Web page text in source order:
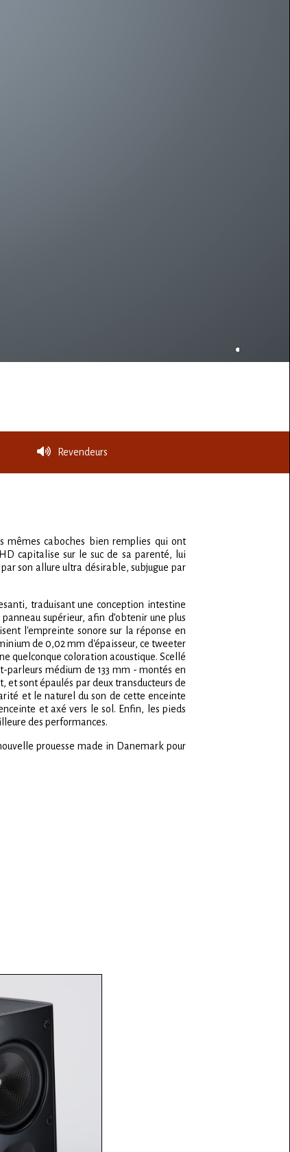
Revendeurs
mêmes caboches bien remplies qui ont
capitalise sur le suc de sa parenté, lui
son allure ultra désirable, subjugue par
traduisant une conception intestine
supérieur, afin d’obtenir une plus
l'empreinte sonore sur la réponse en
de 0,02 mm d'épaisseur, ce tweeter
quelconque coloration acoustique. Scellé
parleurs médium de 133 mm - montés en
sont épaulés par deux transducteurs de
et le naturel du son de cette enceinte
et axé vers le sol. Enfin, les pieds
des performances.
prouesse made in Danemark pour